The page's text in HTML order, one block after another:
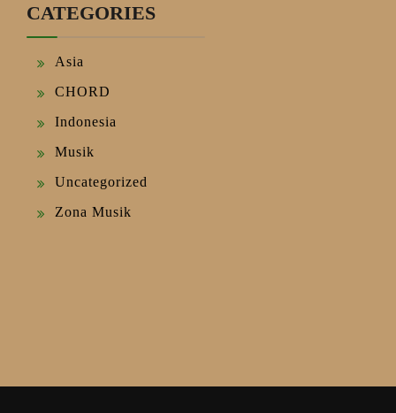
CATEGORIES
Asia
CHORD
Indonesia
Musik
Uncategorized
Zona Musik